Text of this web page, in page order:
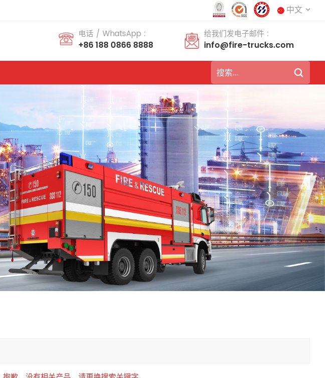
中文
Deutsch
português Nederlands
العربية 日本語
한국의 Türkçe
Melayu ไทย
Tiếng Việt Indonesia
中文 қазақ
Filipino
电话 / WhatsApp :
+86 188 0866 8888
给我们发电子邮件 :
info@fire-trucks.com